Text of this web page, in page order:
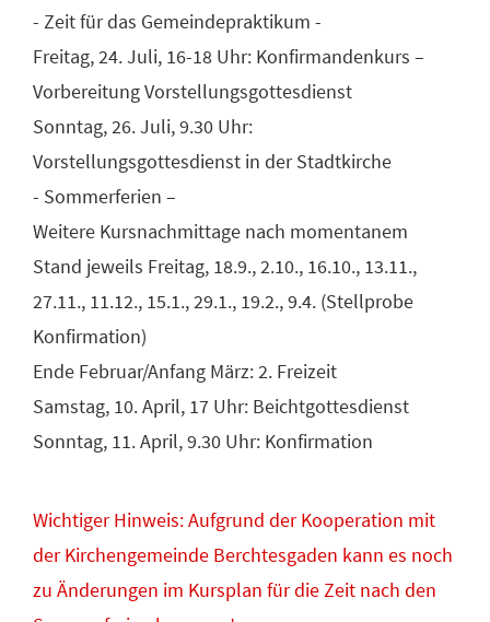
- Zeit für das Gemeindepraktikum -
Freitag, 24. Juli, 16-18 Uhr: Konfirmandenkurs –
Vorbereitung Vorstellungsgottesdienst
Sonntag, 26. Juli, 9.30 Uhr:
Vorstellungsgottesdienst in der Stadtkirche
- Sommerferien –
Weitere Kursnachmittage nach momentanem
Stand jeweils Freitag, 18.9., 2.10., 16.10., 13.11.,
27.11., 11.12., 15.1., 29.1., 19.2., 9.4. (Stellprobe
Konfirmation)
Ende Februar/Anfang März: 2. Freizeit
Samstag, 10. April, 17 Uhr: Beichtgottesdienst
Sonntag, 11. April, 9.30 Uhr: Konfirmation
Wichtiger Hinweis: Aufgrund der Kooperation mit
der Kirchengemeinde Berchtesgaden kann es noch
zu Änderungen im Kursplan für die Zeit nach den